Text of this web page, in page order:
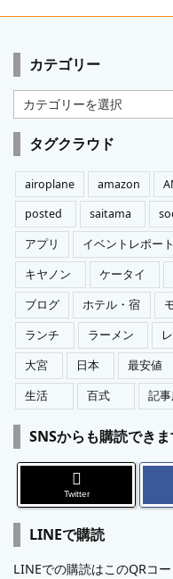
カテゴリー
カ
テ
ゴ
リ
ー
タグクラウド
airoplane amazon
posted
saitama
アプリ
イベントレポート
キヤノン
ケータイ
ブログ
ホテル・宿
ランチ
ラーメン
大宮
日本 最安値
生活
百式 記
SNSからも購読できま
Twitter
LINEで購読
LINEでの購読はこのQRコー